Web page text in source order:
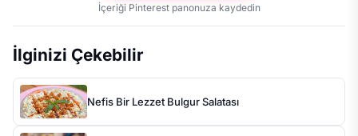
İçeriği Pinterest panonuza kaydedin
İlginizi Çekebilir
Nefis Bir Lezzet Bulgur Salatası